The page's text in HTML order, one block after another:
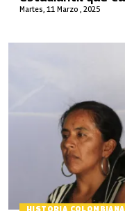
Martes, 11 Marzo , 2025
HISTORIA COLOMBIANA